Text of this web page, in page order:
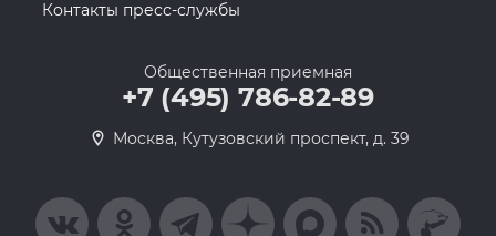
Контакты пресс-службы
Общественная приемная
+7 (495) 786-82-89
Москва, Кутузовский проспект, д. 39